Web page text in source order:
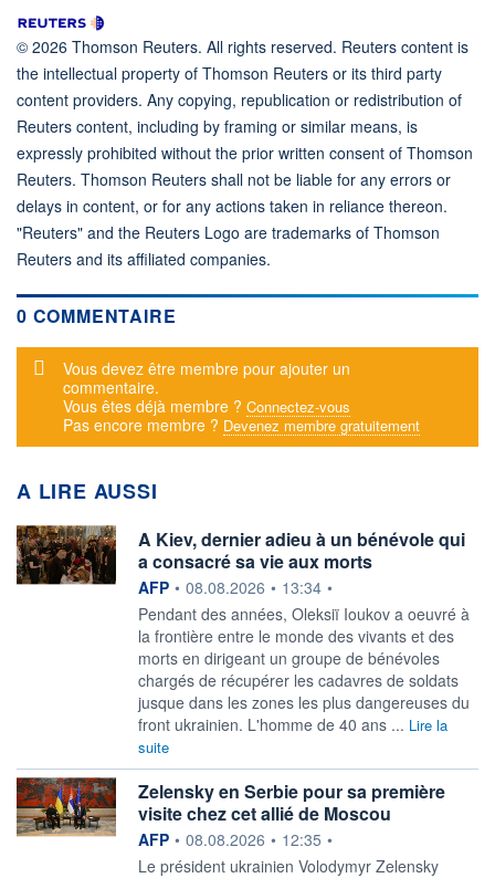
© 2026 Thomson Reuters. All rights reserved. Reuters content is
the intellectual property of Thomson Reuters or its third party
content providers. Any copying, republication or redistribution of
Reuters content, including by framing or similar means, is
expressly prohibited without the prior written consent of Thomson
Reuters. Thomson Reuters shall not be liable for any errors or
delays in content, or for any actions taken in reliance thereon.
"Reuters" and the Reuters Logo are trademarks of Thomson
Reuters and its affiliated companies.
0 COMMENTAIRE
Message d'alerte
Vous devez être membre pour ajouter un
commentaire.
Vous êtes déjà membre ? Connectez-vous
Pas encore membre ? Devenez membre gratuitement
A LIRE AUSSI
A Kiev, dernier adieu à un bénévole qui
a consacré sa vie aux morts
information fournie par
AFP • 08.08.2026 • 13:34 •
Pendant des années, Oleksiï Ioukov a oeuvré à
la frontière entre le monde des vivants et des
morts en dirigeant un groupe de bénévoles
chargés de récupérer les cadavres de soldats
jusque dans les zones les plus dangereuses du
front ukrainien. L'homme de 40 ans ... Lire la
suite
Zelensky en Serbie pour sa première
visite chez cet allié de Moscou
information fournie par
AFP • 08.08.2026 • 12:35 •
Le président ukrainien Volodymyr Zelensky